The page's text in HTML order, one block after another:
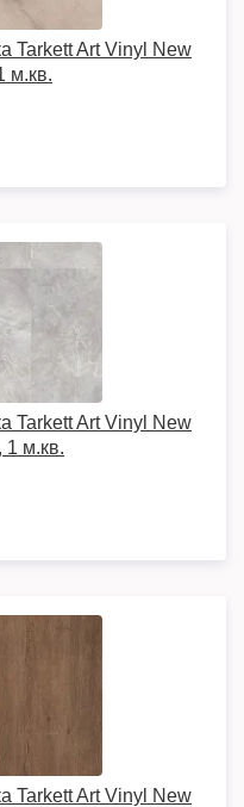
Tarkett Art Vinyl New
м.кв.
Tarkett Art Vinyl New
1 м.кв.
Tarkett Art Vinyl New